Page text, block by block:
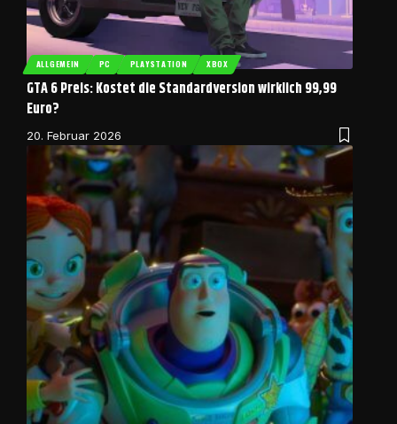
ALLGEMEIN PC PLAYSTATION XBOX
GTA 6 Preis: Kostet die Standardversion wirklich 99,99
Euro?
20. Februar 2026